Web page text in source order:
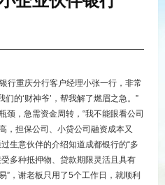
重庆分行客户经理小张一行，非常
们的‘财神爷’，帮我解了燃眉之急。”
颈，急需资金周转，“我不能眼看公司
，担保公司、小贷公司融资成本又
生意伙伴的介绍知道成都银行的“多
多种抵押物、贷款期限灵活且具有
”，谢老板只用了5个工作日，就顺利